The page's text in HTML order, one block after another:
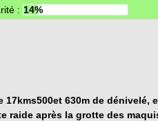
: 14%
17kms500et 630m de dénivelé,
raide après la grotte des